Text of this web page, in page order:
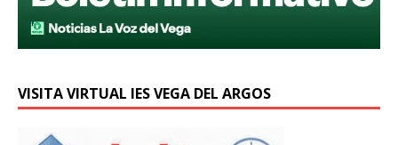
VISITA VIRTUAL IES VEGA DEL ARGOS